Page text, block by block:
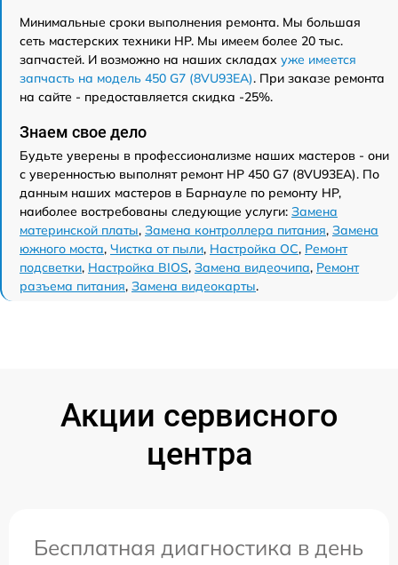
Минимальные сроки выполнения ремонта. Мы большая
сеть мастерских техники HP. Мы имеем более 20 тыс.
запчастей. И возможно на наших складах уже имеется
запчасть на модель 450 G7 (8VU93EA). При заказе ремонта
на сайте - предоставляется скидка -25%.
Знаем свое дело
Будьте уверены в профессионализме наших мастеров - они
с уверенностью выполнят ремонт HP 450 G7 (8VU93EA). По
данным наших мастеров в Барнауле по ремонту HP,
наиболее востребованы следующие услуги: Замена
материнской платы, Замена контроллера питания, Замена
южного моста, Чистка от пыли, Настройка ОС, Ремонт
подсветки, Настройка BIOS, Замена видеочипа, Ремонт
разъема питания, Замена видеокарты.
Акции сервисного
центра
Бесплатная диагностика в день